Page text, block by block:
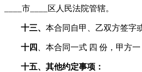
____市____区人民法院管辖。
十三、 本合同自甲、乙双方签字
十四 、本合同一式 四 份，甲方一
十五、其他约定事项：